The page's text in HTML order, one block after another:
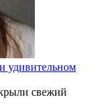
удивительном
свежий